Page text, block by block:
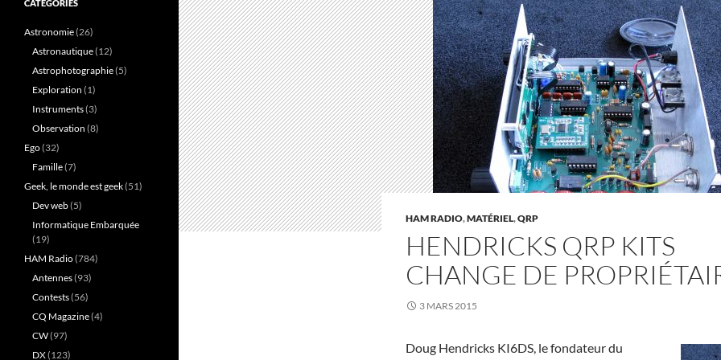
HAM RADIO,MATÉRIEL,QRP
HENDRICKS QRP KITS
CHANGE DE
3 MARS 2015
Doug Hendricks KI6DS, le fondateur du
CATÉGORIES
Astronomie(26)
Astronautique(12)
Astrophotographie(5)
Exploration (1)
Instruments(3)
Observation (8)
Ego(32)
Famille(7)
Geek, le monde est geek(51)
Dev web(5)
Informatique Embarquée
(19)
HAM Radio(784)
Antennes(93)
Contests(56)
CQ Magazine(4)
CW(97)
DX(123)